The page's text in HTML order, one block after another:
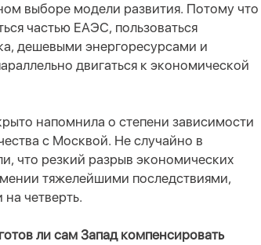
выборе модели развития. Потому что
частью ЕАЭС, пользоваться
дешевыми энергоресурсами и
двигаться к экономической
напомнила о степени зависимости
с Москвой. Не случайно в
что резкий разрыв экономических
тяжелейшими последствиями,
четверть.
ли сам Запад компенсировать